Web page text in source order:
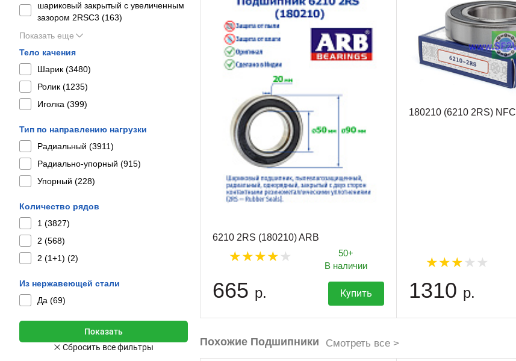
шариковый закрытый с увеличенным
зазором 2RSС3 (163)
Показать еще
Тело качения
Шарик (3480)
Ролик (1235)
Иголка (399)
Тип по направлению нагрузки
Радиальный (3911)
Радиально-упорный (915)
Упорный (228)
Количество рядов
1 (3827)
2 (568)
2 (1+1) (2)
Из нержавеющей стали
Да (69)
6210 2RS (180210) ARB
50+
В наличии
665 р. Купить
180210 (6210 2RS) NFC
1310 р.
Похожие Подшипники Смотреть все >